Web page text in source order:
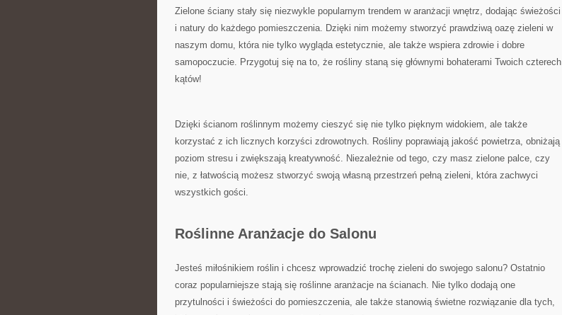
Zielone ściany stały się niezwykle popularnym ⁤trendem w​ aranżacji wnętrz, dodając świeżości
i natury do każdego pomieszczenia. Dzięki nim możemy stworzyć prawdziwą oazę zieleni⁢ w
naszym domu, która nie tylko wygląda estetycznie, ale​ także wspiera zdrowie ⁢i dobre
samopoczucie. Przygotuj się na to, ⁢że rośliny⁤ staną się​ głównymi bohaterami ⁢Twoich ‍czterech
kątów!
Dzięki ścianom roślinnym możemy cieszyć się‍ nie tylko pięknym widokiem, ale także
korzystać ​z ich licznych ⁤korzyści zdrowotnych. Rośliny poprawiają jakość powietrza, obniżają
poziom stresu i zwiększają kreatywność.‍ Niezależnie od​ tego, czy masz zielone‍ palce,​ czy
nie, z⁤ łatwością możesz stworzyć swoją własną⁤ przestrzeń pełną zieleni, która zachwyci
⁤wszystkich gości.
Roślinne ⁣Aranżacje⁢ do Salonu
Jesteś miłośnikiem roślin ⁤i chcesz wprowadzić trochę ⁤zieleni do swojego salonu? Ostatnio
coraz popularniejsze​ stają się roślinne aranżacje⁣ na ścianach. Nie tylko dodają one⁣
przytulności i świeżości do​ pomieszczenia, ale także stanowią świetne rozwiązanie‍ dla tych,